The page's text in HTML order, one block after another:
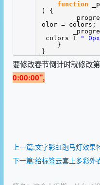
function
) {
olor = colors;
colors +
"
}
}
要修改春节倒计时就修改
0:00:00",
上一篇:文字彩虹跑马灯效果
下一篇:给标签云套上多彩外